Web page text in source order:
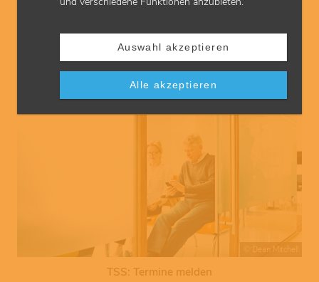
Auswahl akzeptieren
Alle akzeptieren
Vertragsärzte und psychologische Psychotherapeuten
benötigen verschiedenste Formulare. Bundesweit einheitliche
Praxen die Arbeit. Genau wie der Bestellservice der KVH.
© Dean Mitchell
TSS: Termine melden